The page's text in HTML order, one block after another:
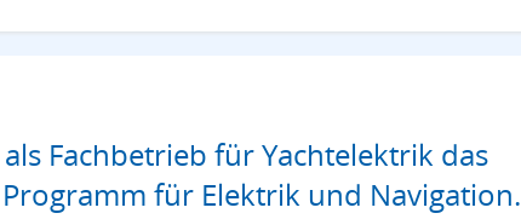
Fachbetrieb für Yachtelektrik das
für Elektrik und Navigation.